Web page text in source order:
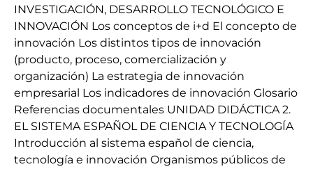
INVESTIGACIÓN, DESARROLLO TECNOLÓGICO E
INNOVACIÓN Los conceptos de i+d El concepto de
innovación Los distintos tipos de innovación
(producto, proceso, comercialización y
organización) La estrategia de innovación
empresarial Los indicadores de innovación Glosario
Referencias documentales UNIDAD DIDÁCTICA 2.
EL SISTEMA ESPAÑOL DE CIENCIA Y TECNOLOGÍA
Introducción al sistema español de ciencia,
tecnología e innovación Organismos públicos de